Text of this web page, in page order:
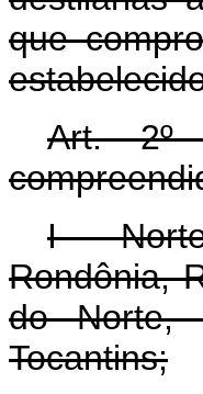
que
Art. 2º
I -
Rondônia,
do Norte,
Tocantins;